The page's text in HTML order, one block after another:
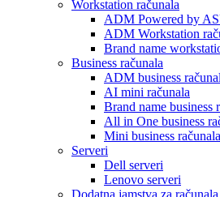
Workstation računala
ADM Powered by
ADM Workstation
Brand name
Business računala
ADM business
AI mini računala
Brand name business
All in One business
Mini business računala
Serveri
Dell serveri
Lenovo serveri
Dodatna jamstva za računala